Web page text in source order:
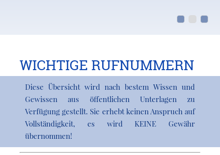
WICHTIGE RUFNUMMERN
Diese Übersicht wird nach bestem Wissen und
Gewissen aus öffentlichen Unterlagen zu
Verfügung gestellt. Sie erhebt keinen Anspruch auf
Vollständigkeit, es wird KEINE Gewähr
übernommen!